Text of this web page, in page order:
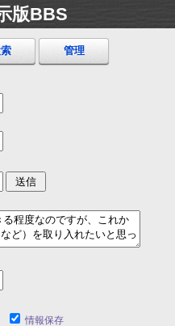
版BBS
管理
情報保存